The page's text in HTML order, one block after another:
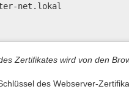
net.lokal
Zertifikates wird von den
des Webserver-